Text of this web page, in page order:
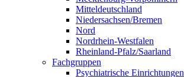
Mitteldeutschland
Niedersachsen/Bremen
Nord
Nordrhein-Westfalen
Rheinland-Pfalz/Saarland
Fachgruppen
Psychiatrische Einrichtungen